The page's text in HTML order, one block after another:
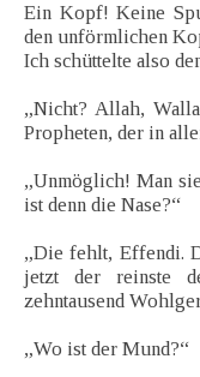
Ein Kopf! Keine
den unförmlichen
Ich schüttelte also
„Nicht? Allah,
Propheten, der in
„Unmöglich! Man
ist denn die Nase?“
„Die fehlt, Effendi.
jetzt der reinste
zehntausend
„Wo ist der Mund?“